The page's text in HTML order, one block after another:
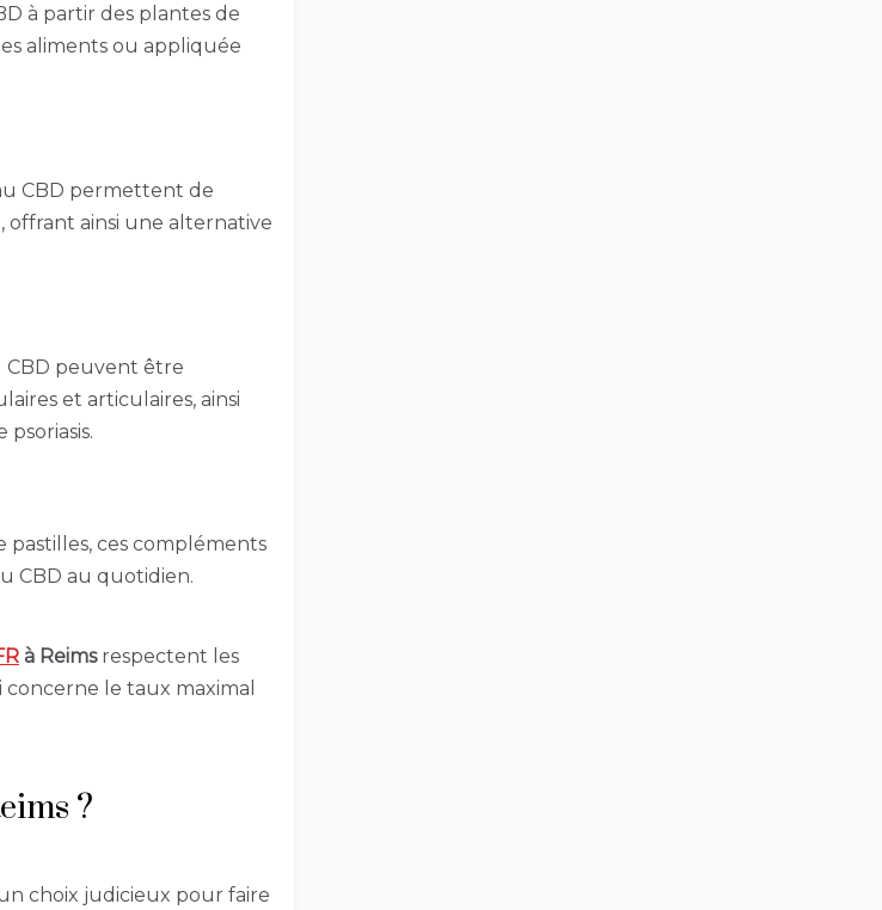
à partir des plantes de
aliments ou appliquée
CBD permettent de
ainsi une alternative
peuvent être
et articulaires, ainsi
ces compléments
CBD au quotidien.
à Reimsrespectent les
le taux maximal
?
choix judicieux pour faire